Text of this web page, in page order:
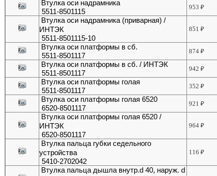
Втулка оси надрамника
5511-8501115
953₽
Втулка оси надрамника (приварная) /
ИНТЭК
5511-8501115-10
851₽
Втулка оси платформы в сб.
5511-8501117
874₽
Втулка оси платформы в сб. / ИНТЭК
5511-8501117
942₽
Втулка оси платформы голая
5511-8501117
352₽
Втулка оси платформы голая 6520
6520-8501117
921₽
Втулка оси платформы голая 6520 /
ИНТЭК
6520-8501117
964₽
Втулка пальца губки седельного
устройства
5410-2702042
116₽
Втулка пальца дышла внутр.d 40, наруж. d